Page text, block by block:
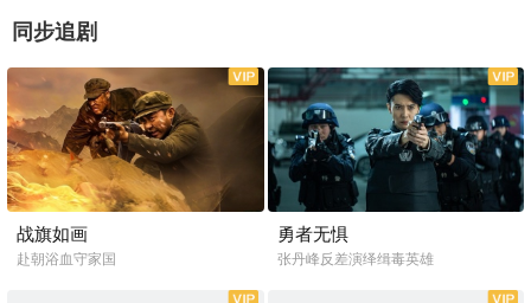
同步追剧
全33集
战旗如画
赴朝浴血守家国
全42集
勇者无惧
张丹峰反差演绎缉毒英雄